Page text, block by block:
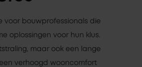
voor bouwprofessionals die
oplossingen voor hun klus.
maar ook een lange
verhoogd wooncomfort